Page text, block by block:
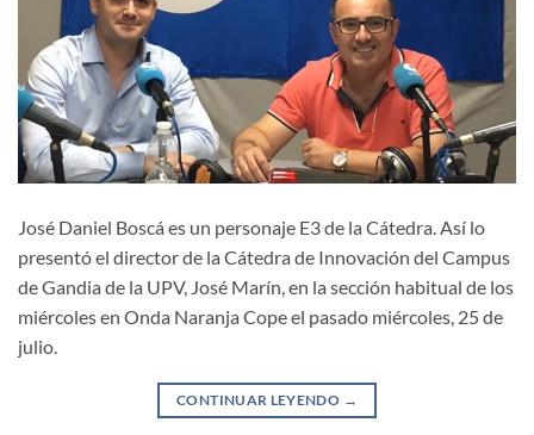
José Daniel Boscá es un personaje E3 de la Cátedra. Así lo
presentó el director de la Cátedra de Innovación del Campus
de Gandia de la UPV, José Marín, en la sección habitual de los
miércoles en Onda Naranja Cope el pasado miércoles, 25 de
julio.
CONTINUAR LEYENDO →